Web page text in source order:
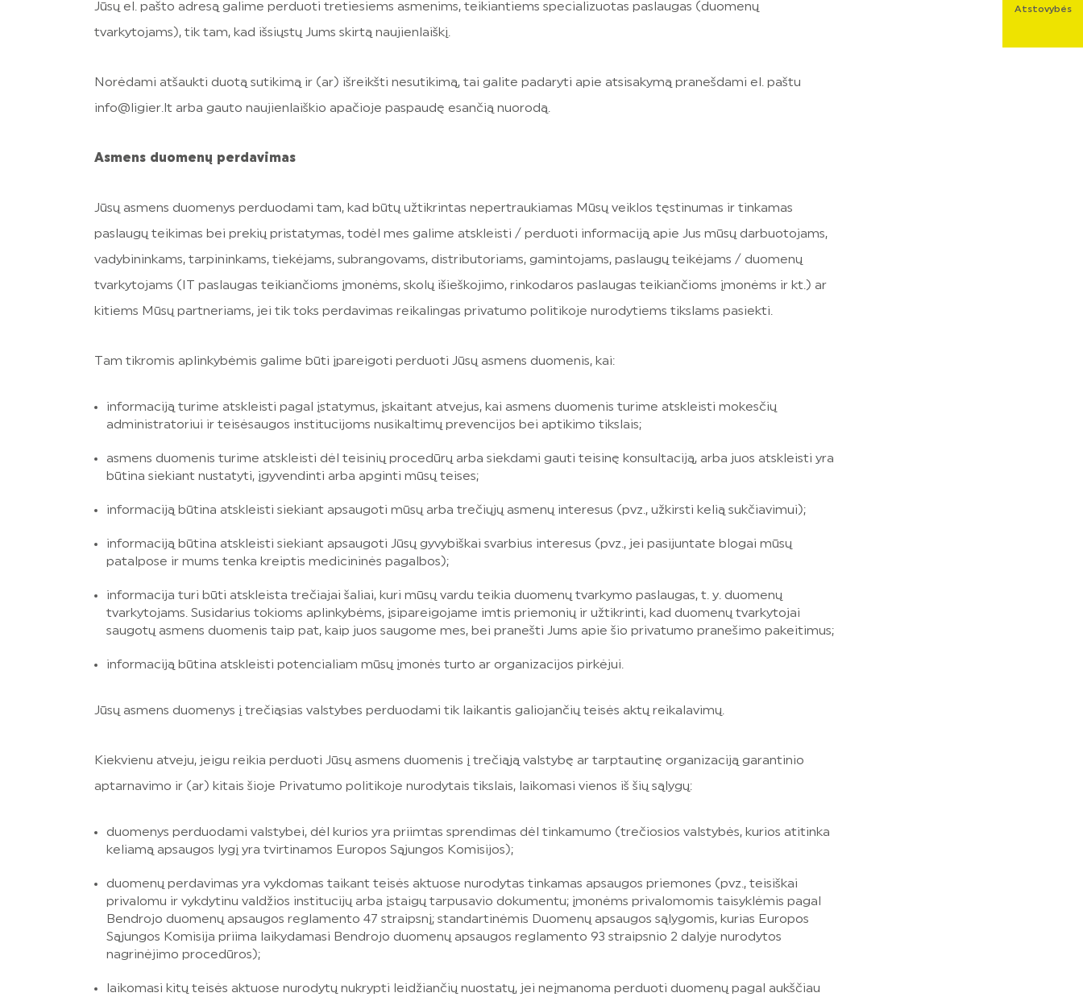
Jūsų el. pašto adresą galime perduoti tretiesiems asmenims, teikiantiems specializuotas paslaugas (duomenų
tvarkytojams), tik tam, kad išsiųstų Jums skirtą naujienlaiškį.
Norėdami atšaukti duotą sutikimą ir (ar) išreikšti nesutikimą, tai galite padaryti apie atsisakymą pranešdami el. paštu
info@ligier.lt arba gauto naujienlaiškio apačioje paspaudę esančią nuorodą.
Asmens duomenų perdavimas
Jūsų asmens duomenys perduodami tam, kad būtų užtikrintas nepertraukiamas Mūsų veiklos tęstinumas ir tinkamas
paslaugų teikimas bei prekių pristatymas, todėl mes galime atskleisti / perduoti informaciją apie Jus mūsų darbuotojams,
vadybininkams, tarpininkams, tiekėjams, subrangovams, distributoriams, gamintojams, paslaugų teikėjams / duomenų
tvarkytojams (IT paslaugas teikiančioms įmonėms, skolų išieškojimo, rinkodaros paslaugas teikiančioms įmonėms ir kt.) ar
kitiems Mūsų partneriams, jei tik toks perdavimas reikalingas privatumo politikoje nurodytiems tikslams pasiekti.
Tam tikromis aplinkybėmis galime būti įpareigoti perduoti Jūsų asmens duomenis, kai:
informaciją turime atskleisti pagal įstatymus, įskaitant atvejus, kai asmens duomenis turime atskleisti mokesčių
administratoriui ir teisėsaugos institucijoms nusikaltimų prevencijos bei aptikimo tikslais;
asmens duomenis turime atskleisti dėl teisinių procedūrų arba siekdami gauti teisinę konsultaciją, arba juos atskleisti yra
būtina siekiant nustatyti, įgyvendinti arba apginti mūsų teises;
informaciją būtina atskleisti siekiant apsaugoti mūsų arba trečiųjų asmenų interesus (pvz., užkirsti kelią sukčiavimui);
informaciją būtina atskleisti siekiant apsaugoti Jūsų gyvybiškai svarbius interesus (pvz., jei pasijuntate blogai mūsų
patalpose ir mums tenka kreiptis medicininės pagalbos);
informacija turi būti atskleista trečiajai šaliai, kuri mūsų vardu teikia duomenų tvarkymo paslaugas, t. y. duomenų
tvarkytojams. Susidarius tokioms aplinkybėms, įsipareigojame imtis priemonių ir užtikrinti, kad duomenų tvarkytojai
saugotų asmens duomenis taip pat, kaip juos saugome mes, bei pranešti Jums apie šio privatumo pranešimo pakeitimus;
informaciją būtina atskleisti potencialiam mūsų įmonės turto ar organizacijos pirkėjui.
Jūsų asmens duomenys į trečiąsias valstybes perduodami tik laikantis galiojančių teisės aktų reikalavimų.
Kiekvienu atveju, jeigu reikia perduoti Jūsų asmens duomenis į trečiąją valstybę ar tarptautinę organizaciją garantinio
aptarnavimo ir (ar) kitais šioje Privatumo politikoje nurodytais tikslais, laikomasi vienos iš šių sąlygų:
duomenys perduodami valstybei, dėl kurios yra priimtas sprendimas dėl tinkamumo (trečiosios valstybės, kurios atitinka
keliamą apsaugos lygį yra tvirtinamos Europos Sąjungos Komisijos);
duomenų perdavimas yra vykdomas taikant teisės aktuose nurodytas tinkamas apsaugos priemones (pvz., teisiškai
privalomu ir vykdytinu valdžios institucijų arba įstaigų tarpusavio dokumentu; įmonėms privalomomis taisyklėmis pagal
Bendrojo duomenų apsaugos reglamento 47 straipsnį; standartinėmis Duomenų apsaugos sąlygomis, kurias Europos
Sąjungos Komisija priima laikydamasi Bendrojo duomenų apsaugos reglamento 93 straipsnio 2 dalyje nurodytos
nagrinėjimo procedūros);
laikomasi kitų teisės aktuose nurodytų nukrypti leidžiančių nuostatų, jei neįmanoma perduoti duomenų pagal aukščiau
Atstovybės